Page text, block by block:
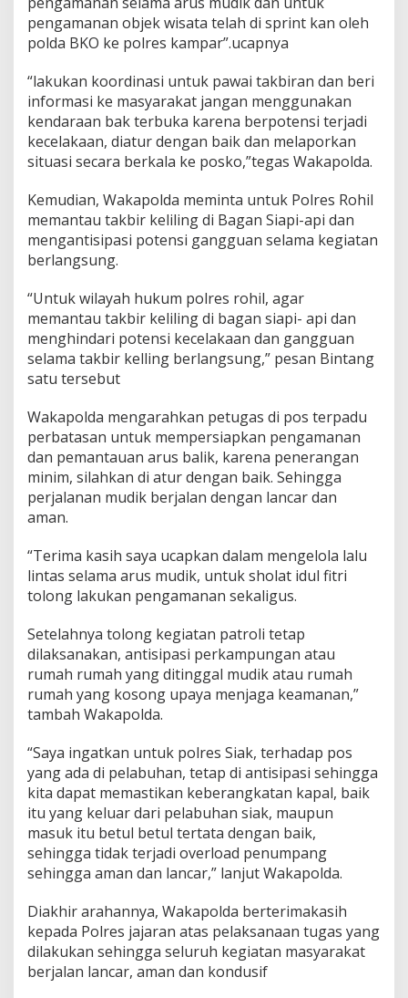
pengamanan objek wisata telah di sprint kan oleh
polda BKO ke polres kampar”.ucapnya
“lakukan koordinasi untuk pawai takbiran dan beri
informasi ke masyarakat jangan menggunakan
kendaraan bak terbuka karena berpotensi terjadi
kecelakaan, diatur dengan baik dan melaporkan
situasi secara berkala ke posko,”tegas Wakapolda.
Kemudian, Wakapolda meminta untuk Polres Rohil
memantau takbir keliling di Bagan Siapi-api dan
mengantisipasi potensi gangguan selama kegiatan
berlangsung.
“Untuk wilayah hukum polres rohil, agar
memantau takbir keliling di bagan siapi- api dan
menghindari potensi kecelakaan dan gangguan
selama takbir kelling berlangsung,” pesan Bintang
satu tersebut
Wakapolda mengarahkan petugas di pos terpadu
perbatasan untuk mempersiapkan pengamanan
dan pemantauan arus balik, karena penerangan
minim, silahkan di atur dengan baik. Sehingga
perjalanan mudik berjalan dengan lancar dan
aman.
“Terima kasih saya ucapkan dalam mengelola lalu
lintas selama arus mudik, untuk sholat idul fitri
tolong lakukan pengamanan sekaligus.
Setelahnya tolong kegiatan patroli tetap
dilaksanakan, antisipasi perkampungan atau
rumah rumah yang ditinggal mudik atau rumah
rumah yang kosong upaya menjaga keamanan,”
tambah Wakapolda.
“Saya ingatkan untuk polres Siak, terhadap pos
yang ada di pelabuhan, tetap di antisipasi sehingga
kita dapat memastikan keberangkatan kapal, baik
itu yang keluar dari pelabuhan siak, maupun
masuk itu betul betul tertata dengan baik,
sehingga tidak terjadi overload penumpang
sehingga aman dan lancar,” lanjut Wakapolda.
Diakhir arahannya, Wakapolda berterimakasih
kepada Polres jajaran atas pelaksanaan tugas yang
dilakukan sehingga seluruh kegiatan masyarakat
berjalan lancar, aman dan kondusif